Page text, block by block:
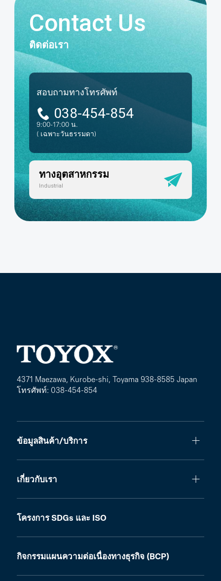
Contact Us
ติดต่อเรา
สอบถามทางโทรศัพท์
038-454-854
9:00-17:00 น.
( เฉพาะวันธรรมดา)
ทางอุตสาหกรรม
Industrial
4371 Maezawa, Kurobe-shi, Toyama 938-8585 Japan
โทรศัพท์: 038-454-854
ข้อมูลสินค้า/บริการ
เกี่ยวกับเรา
โครงการ SDGs และ ISO
กิจกรรมแผนความต่อเนื่องทางธุรกิจ (BCP)